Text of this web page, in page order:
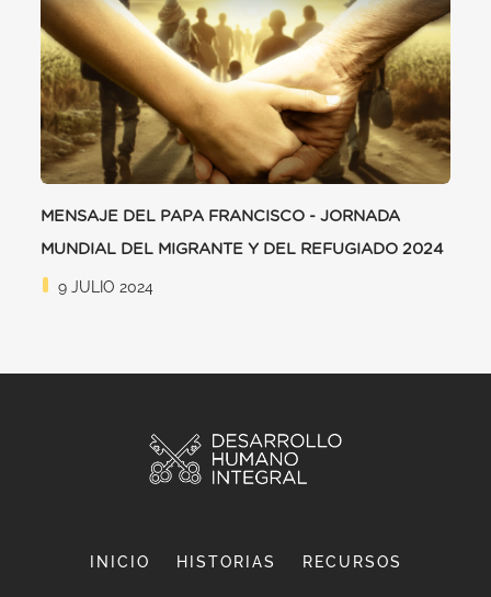
MENSAJE DEL PAPA FRANCISCO - JORNADA
MUNDIAL DEL MIGRANTE Y DEL REFUGIADO 2024
9 JULIO 2024
INICIO HISTORIAS RECURSOS